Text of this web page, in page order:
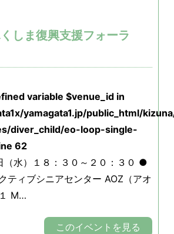
しま復興支援フォーラ
variable $venue_id in
yamagata1.jp/public_html/
diver_child/eo-loop-single-
62
水）１８：３０～２０：３０ ●
ティブシニアセンター AOZ（アオ
M…
このイベントを見る